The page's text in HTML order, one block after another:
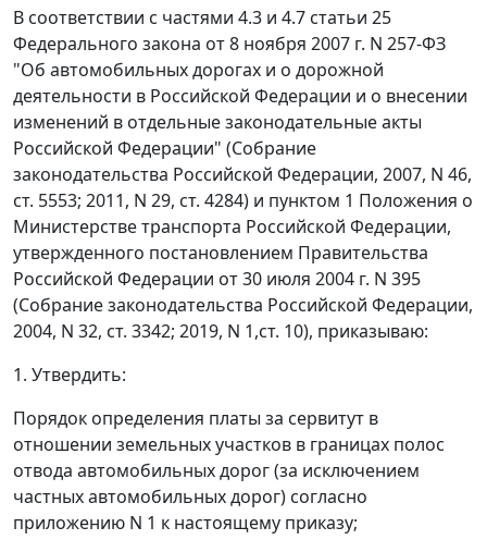
В соответствии с частями 4.3 и 4.7 статьи 25
Федерального закона от 8 ноября 2007 г. N 257-ФЗ
"Об автомобильных дорогах и о дорожной
деятельности в Российской Федерации и о внесении
изменений в отдельные законодательные акты
Российской Федерации" (Собрание
законодательства Российской Федерации, 2007, N 46,
ст. 5553; 2011, N 29, ст. 4284) и пунктом 1 Положения о
Министерстве транспорта Российской Федерации,
утвержденного постановлением Правительства
Российской Федерации от 30 июля 2004 г. N 395
(Собрание законодательства Российской Федерации,
2004, N 32, ст. 3342; 2019, N 1,ст. 10), приказываю:
1. Утвердить:
Порядок определения платы за сервитут в
отношении земельных участков в границах полос
отвода автомобильных дорог (за исключением
частных автомобильных дорог) согласно
приложению N 1 к настоящему приказу;